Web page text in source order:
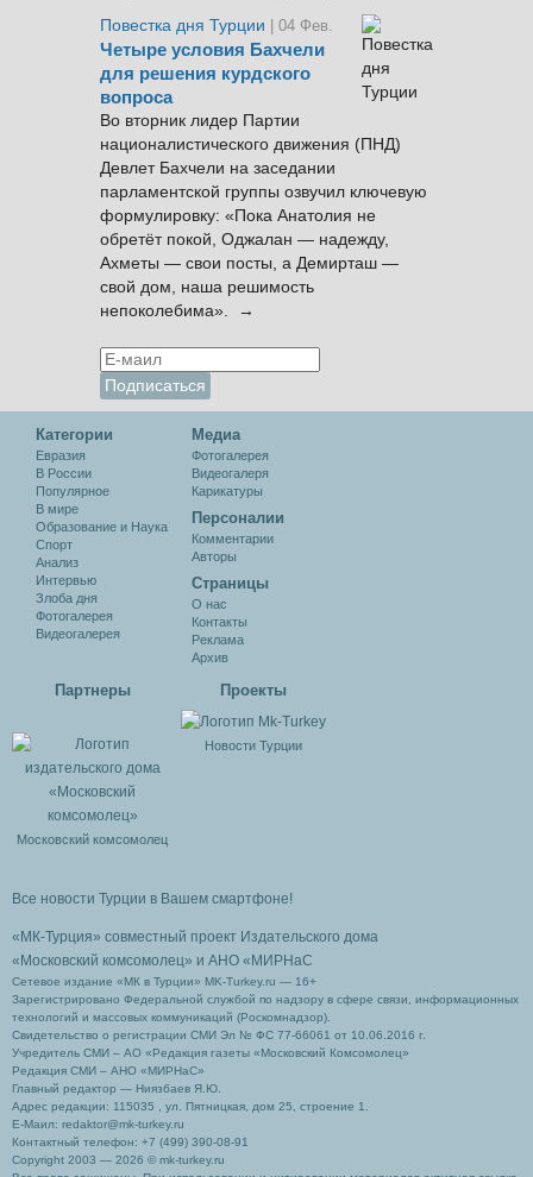
Повестка дня Турции
| 04 Фев.
Четыре условия Бахчели
для решения курдского
вопроса
Во вторник лидер Партии
националистического движения (ПНД)
Девлет Бахчели на заседании
парламентской группы озвучил ключевую
формулировку: «Пока Анатолия не
обретёт покой, Оджалан — надежду,
Ахметы — свои посты, а Демирташ —
свой дом, наша решимость
непоколебима». →
Категории
Евразия
В России
Популярное
В мире
Образование и Наука
Спорт
Анализ
Интервью
Злоба дня
Фотогалерея
Видеогалерея
Медиа
Фотогалерея
Видеогалеря
Карикатуры
Персоналии
Комментарии
Авторы
Cтраницы
О нас
Контакты
Реклама
Архив
Партнеры
Московский комсомолец
Проекты
Новости Турции
Все новости Турции в Вашем смартфоне!
«МК-Турция» совместный проект Издательского дома
«Московский комсомолец» и АНО «МИРНаС
Сетевое издание «МК в Турции» MK-Turkey.ru — 16+
Зарегистрировано Федеральной службой по надзору в сфере связи, информационных
технологий и массовых коммуникаций (Роскомнадзор).
Свидетельство о регистрации СМИ Эл № ФС 77-66061 от 10.06.2016 г.
Учредитель СМИ – АО «Редакция газеты «Московский Комсомолец»
Редакция СМИ – АНО «МИРНаС»
Главный редактор — Ниязбаев Я.Ю.
Адрес редакции: 115035 , ул. Пятницкая, дом 25, строение 1.
Е-Маил: redaktor@mk-turkey.ru
Контактный телефон: +7 (499) 390-08-91
Copyright 2003 — 2026 © mk-turkey.ru